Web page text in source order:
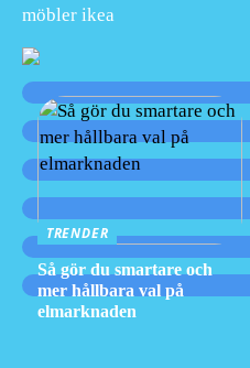
möbler ikea
TRENDER
Så gör du smartare och
mer hållbara val på
elmarknaden